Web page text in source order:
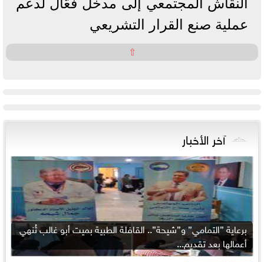
عملية صنع القرار التشريعي
⇧
آخر الأخبار
برعاية ”التمامي” و”شيحة”.. القافلة الطبية بميت أبو غالب تُنهي
أعمالها بعد تقديم...